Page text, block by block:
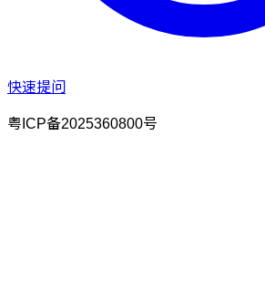
快速提问
粤ICP备2025360800号